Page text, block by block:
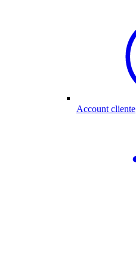
Account cliente